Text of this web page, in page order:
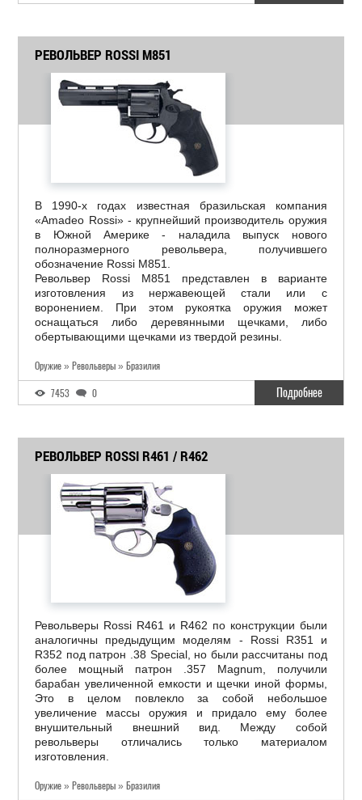
РЕВОЛЬВЕР ROSSI M851
В 1990-х годах известная бразильская компания
«Amadeo Rossi» - крупнейший производитель оружия
в Южной Америке - наладила выпуск нового
полноразмерного револьвера, получившего
обозначение Rossi M851.
Револьвер Rossi M851 представлен в варианте
изготовления из нержавеющей стали или с
воронением. При этом рукоятка оружия может
оснащаться либо деревянными щечками, либо
обертывающими щечками из твердой резины.
Оружие » Револьверы » Бразилия
7453 0 Подробнее
РЕВОЛЬВЕР ROSSI R461 / R462
Револьверы Rossi R461 и R462 по конструкции были
аналогичны предыдущим моделям - Rossi R351 и
R352 под патрон .38 Special, но были рассчитаны под
более мощный патрон .357 Magnum, получили
барабан увеличенной емкости и щечки иной формы,
Это в целом повлекло за собой небольшое
увеличение массы оружия и придало ему более
внушительный внешний вид. Между собой
револьверы отличались только материалом
изготовления.
Оружие » Револьверы » Бразилия